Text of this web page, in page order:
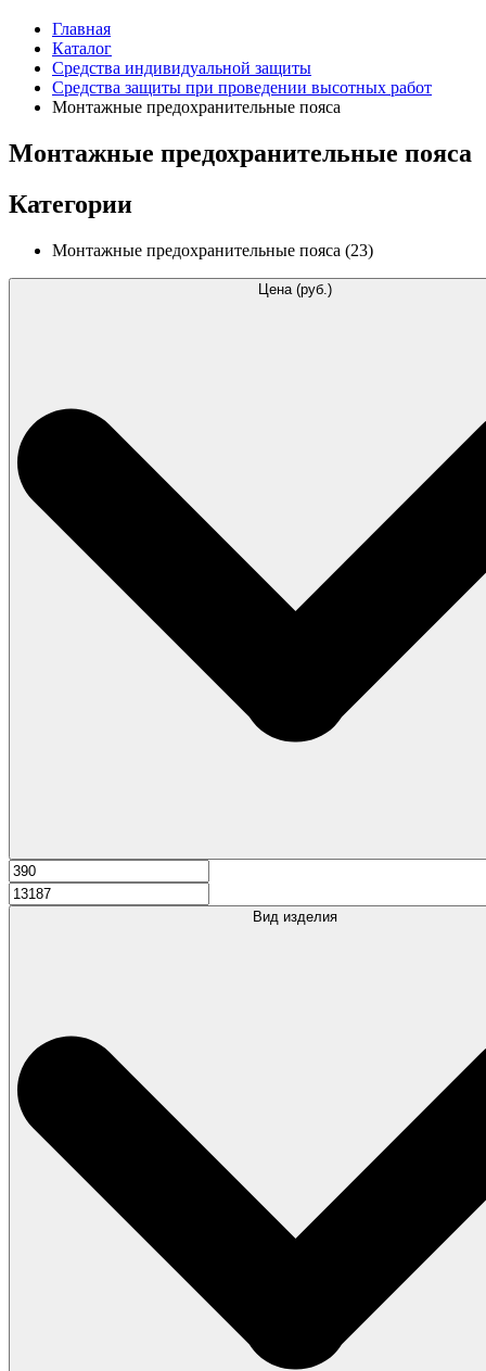
Главная
Каталог
Средства индивидуальной защиты
Средства защиты при проведении высотных работ
Монтажные предохранительные пояса
Монтажные предохранительные пояса
Категории
Монтажные предохранительные пояса (23)
Цена (руб.)